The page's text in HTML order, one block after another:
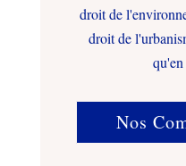
droit de
droit de
Nos